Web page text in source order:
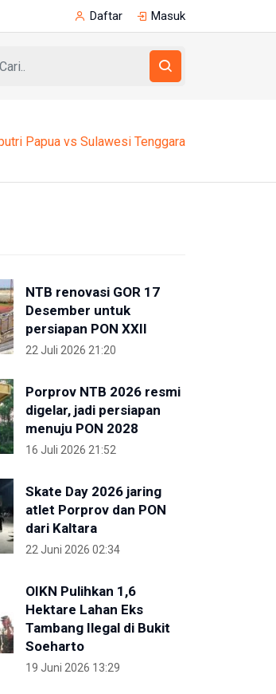
Daftar Masuk
Papua vs Sulawesi Tenggara
NTB renovasi GOR 17
Desember untuk
persiapan PON XXII
22 Juli 2026 21:20
Porprov NTB 2026 resmi
digelar, jadi persiapan
menuju PON 2028
16 Juli 2026 21:52
Skate Day 2026 jaring
atlet Porprov dan PON
dari Kaltara
22 Juni 2026 02:34
OIKN Pulihkan 1,6
Hektare Lahan Eks
Tambang Ilegal di Bukit
Soeharto
19 Juni 2026 13:29